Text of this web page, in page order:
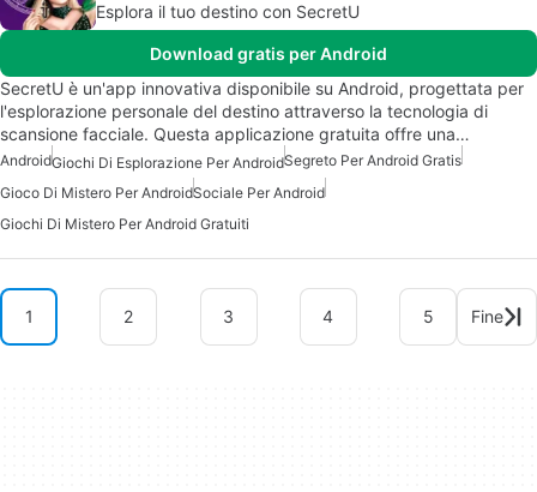
Esplora il tuo destino con SecretU
Download gratis per Android
SecretU è un'app innovativa disponibile su Android, progettata per
l'esplorazione personale del destino attraverso la tecnologia di
scansione facciale. Questa applicazione gratuita offre una…
AndroidGiochi Di Esplorazione Per AndroidSegreto Per Android Gratis
Gioco Di Mistero Per AndroidSociale Per Android
Giochi Di Mistero Per Android Gratuiti
1 2 3 4 5 Fine